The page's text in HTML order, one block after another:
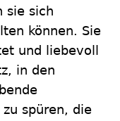
sie sich
können. Sie
und liebevoll
in den
spüren, die